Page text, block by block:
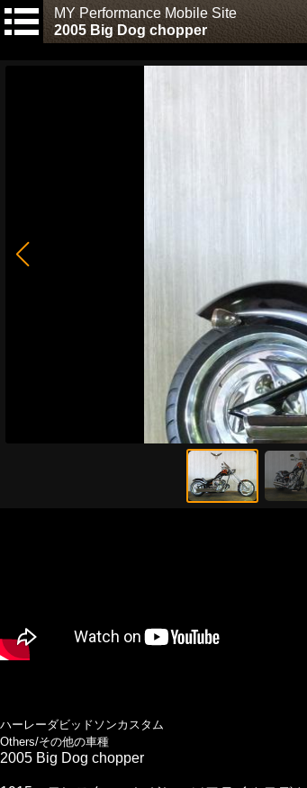
MY Performance Mobile Site
2005 Big Dog chopper
ハーレーダビッドソンカスタム
Others/その他の車種
2005 Big Dog chopper